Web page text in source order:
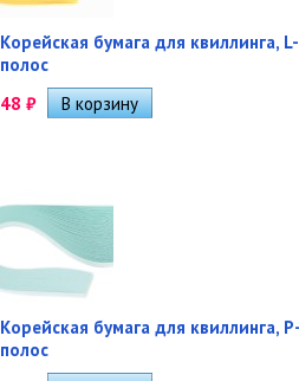
Корейская бумага для квиллинга,
полос
48 ₽
Корейская бумага для квиллинга,
полос